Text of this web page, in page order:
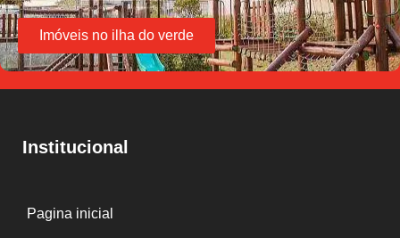
Imóveis no ilha do verde
Institucional
Pagina inicial